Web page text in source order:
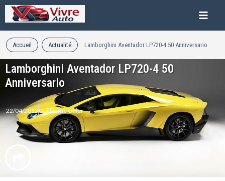
Accueil Actualité Lamborghini Aventador LP720-4 50 Anniversario
Lamborghini Aventador LP720-4 50
Anniversario
22/04/2013Guillaume Ollier